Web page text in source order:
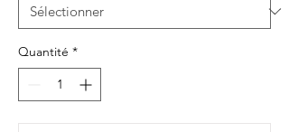
Quantité *